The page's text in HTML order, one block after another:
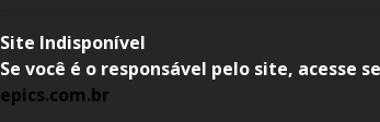
Site Indisponível
Se você é o responsável pelo site, acesse
epics.com.br